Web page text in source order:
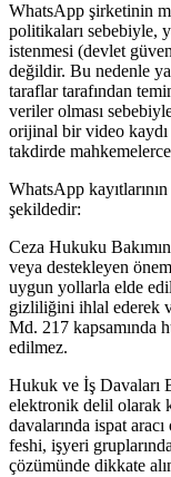
WhatsApp şirketinin
politikaları sebebiyle,
istenmesi (devlet
değildir. Bu nedenle
taraflar tarafından
veriler olması
orijinal bir video kaydı
takdirde
WhatsApp
şekildedir:
Ceza Hukuku
veya destekleyen
uygun yollarla elde
gizliliğini ihlal ederek
Md. 217 kapsamında
edilmez.
Hukuk ve İş Davaları
elektronik delil olarak
davalarında ispat
feshi, işyeri
çözümünde dikkate